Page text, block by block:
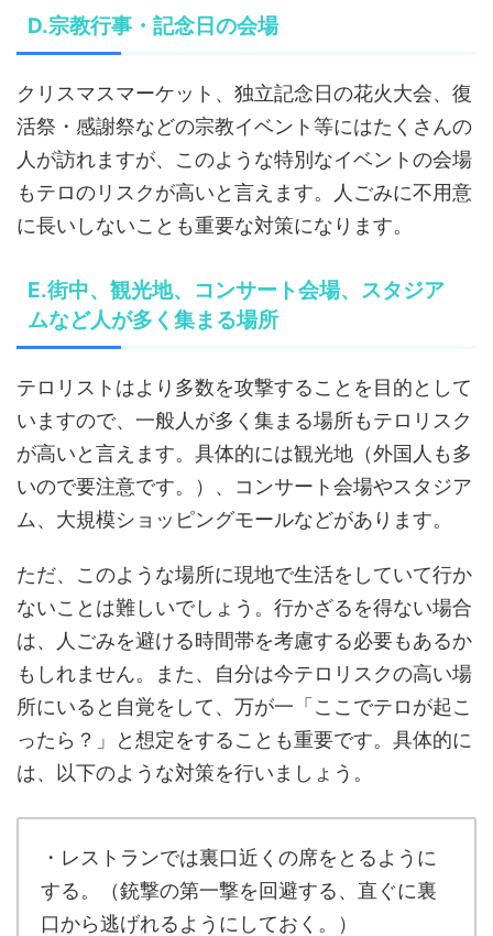
D.宗教行事・記念日の会場
クリスマスマーケット、独立記念日の花火大会、復
活祭・感謝祭などの宗教イベント等にはたくさんの
人が訪れますが、このような特別なイベントの会場
もテロのリスクが高いと言えます。人ごみに不用意
に長いしないことも重要な対策になります。
E.街中、観光地、コンサート会場、スタジア
ムなど人が多く集まる場所
テロリストはより多数を攻撃することを目的として
いますので、一般人が多く集まる場所もテロリスク
が高いと言えます。具体的には観光地（外国人も多
いので要注意です。）、コンサート会場やスタジア
ム、大規模ショッピングモールなどがあります。
ただ、このような場所に現地で生活をしていて行か
ないことは難しいでしょう。行かざるを得ない場合
は、人ごみを避ける時間帯を考慮する必要もあるか
もしれません。また、自分は今テロリスクの高い場
所にいると自覚をして、万が一「ここでテロが起こ
ったら？」と想定をすることも重要です。具体的に
は、以下のような対策を行いましょう。
・レストランでは裏口近くの席をとるように
する。（銃撃の第一撃を回避する、直ぐに裏
口から逃げれるようにしておく。）